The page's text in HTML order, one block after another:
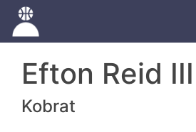
Efton Reid III
Kobrat